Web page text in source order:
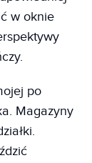
w oknie
po
Magazyny